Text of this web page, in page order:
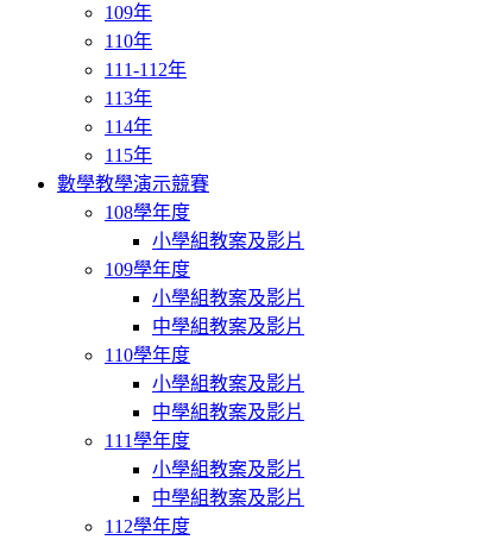
109年
110年
111-112年
113年
114年
115年
數學教學演示競賽
108學年度
小學組教案及影片
109學年度
小學組教案及影片
中學組教案及影片
110學年度
小學組教案及影片
中學組教案及影片
111學年度
小學組教案及影片
中學組教案及影片
112學年度